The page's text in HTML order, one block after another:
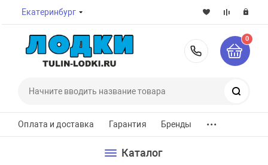
Екатеринбург
8-800-
0
Оплата и доставка Гарантия Бренды ...
Каталог